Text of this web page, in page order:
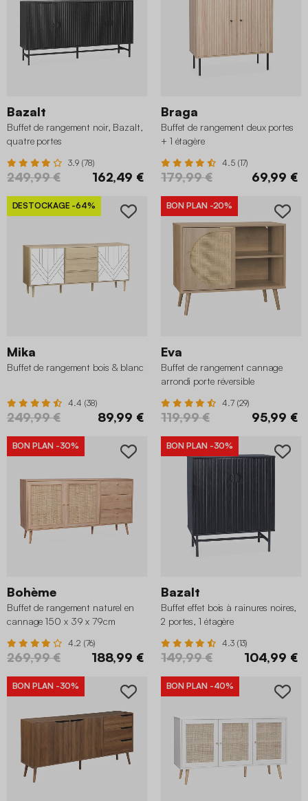
Bazalt
Buffet de rangement noir, Bazalt,
quatre portes
3.9 (78)
249,99 € 162,49 €
Braga
Buffet de rangement deux portes
+ 1 étagère
4.5 (17)
179,99 € 69,99 €
DESTOCKAGE -64%
Mika
Buffet de rangement bois & blanc
4.4 (38)
249,99 € 89,99 €
BON PLAN -20%
Eva
Buffet de rangement cannage
arrondi porte réversible
4.7 (29)
119,99 € 95,99 €
BON PLAN -30%
Bohème
Buffet de rangement naturel en
cannage 150 x 39 x 79cm
4.2 (76)
269,99 € 188,99 €
BON PLAN -30%
Bazalt
Buffet effet bois à rainures noires,
2 portes, 1 étagère
4.3 (13)
149,99 € 104,99 €
BON PLAN -30% BON PLAN -40%